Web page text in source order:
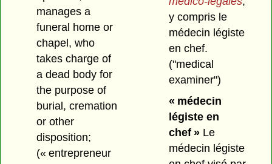
manages a
funeral home or
chapel, who
takes charge of
a dead body for
the purpose of
burial, cremation
or other
disposition;
(« entrepreneur
y compris le
médecin légiste
en chef.
("medical
examiner")
« médecin
légiste en
chef »Le
médecin légiste